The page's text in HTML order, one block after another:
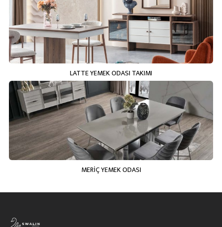
LATTE YEMEK ODASI TAKIMI
MERİÇ YEMEK ODASI